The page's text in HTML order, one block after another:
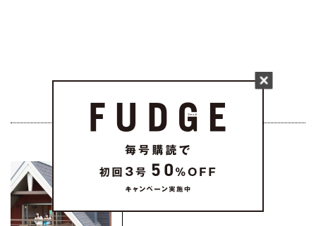
FUDGE CHOICE
どんな日常が理想？
《BESS》...